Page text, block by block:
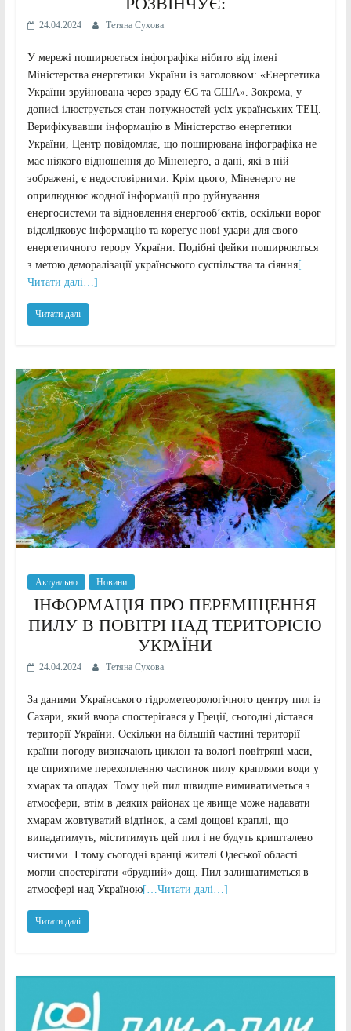
24.04.2024 Тетяна Сухова
У мережі поширюється інфографіка нібито від імені
Міністерства енергетики України із заголовком: «Енергетика
України зруйнована через зраду ЄС та США». Зокрема, у
дописі ілюструється стан потужностей усіх українських ТЕЦ.
Верифікувавши інформацію в Міністерство енергетики
України, Центр повідомляє, що поширювана інфографіка не
має ніякого відношення до Міненерго, а дані, які в ній
зображені, є недостовірними. Крім цього, Міненерго не
оприлюднює жодної інформації про руйнування
енергосистеми та відновлення енергообʼєктів, оскільки ворог
відслідковує інформацію та корегує нові удари для свого
енергетичного терору України. Подібні фейки поширюються
з метою деморалізації українського суспільства та сіяння[…
Читати далі…]
Читати далі
Актуально Новини
ІНФОРМАЦІЯ ПРО ПЕРЕМІЩЕННЯ
ПИЛУ В ПОВІТРІ НАД ТЕРИТОРІЄЮ
УКРАЇНИ
24.04.2024 Тетяна Сухова
За даними Українського гідрометеорологічного центру пил із
Сахари, який вчора спостерігався у Греції, сьогодні дістався
території України. Оскільки на більшій частині території
країни погоду визначають циклон та вологі повітряні маси,
це сприятиме перехопленню частинок пилу краплями води у
хмарах та опадах. Тому цей пил швидше вимиватиметься з
атмосфери, втім в деяких районах це явище може надавати
хмарам жовтуватий відтінок, а самі дощові краплі, що
випадатимуть, міститимуть цей пил і не будуть кришталево
чистими. І тому сьогодні вранці жителі Одеської області
могли спостерігати «брудний» дощ. Пил залишатиметься в
атмосфері над Україною[…Читати далі…]
Читати далі